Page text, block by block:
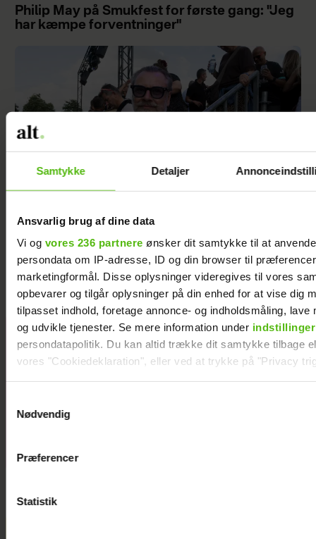
Samtykke Detaljer
Ansvarlig brug af dine data
Vi og vores 236 partnere ønsker dit samtykke til at
persondata om IP-adresse, ID og din browser til
marketingformål. Disse oplysninger videregives til vores
opbevarer og tilgår oplysninger på din enhed for at vise dig
tilpasset indhold, foretage annonce- og indholdsmåling, lave
og udvikle tjenester. Se mere information under indstillinger
persondatapolitik. Du kan altid trække dit samtykke tilbage
vores "Cookiedeklaration", eller ved at trykke på "Privacy
Vi anvender egne cookies og cookies fra tredjeparter til at
generere statistik og huske dine præferencer samt til brug
Nødvendig
Præferencer
Statistik
Philip May på Smukfest for første gang: "Jeg
har kæmpe forventninger"
Se billedet: Så meget har Lars Elbæk tabt sig
Mie og Anders
nyder hinanden
på Smukfest: